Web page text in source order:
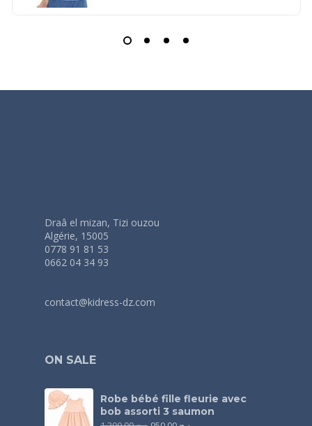
Draâ el mizan, Tizi ouzou
Algérie, 15005
0778 91 81 53
0662 04 34 93
contact@kidress-dz.com
ON SALE
Robe bébé fille fleurie avec
bob assorti 3 saumon